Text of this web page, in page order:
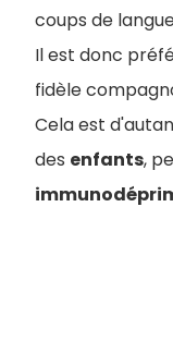
coups de
Il est donc
fidèle
Cela est
des enfants,